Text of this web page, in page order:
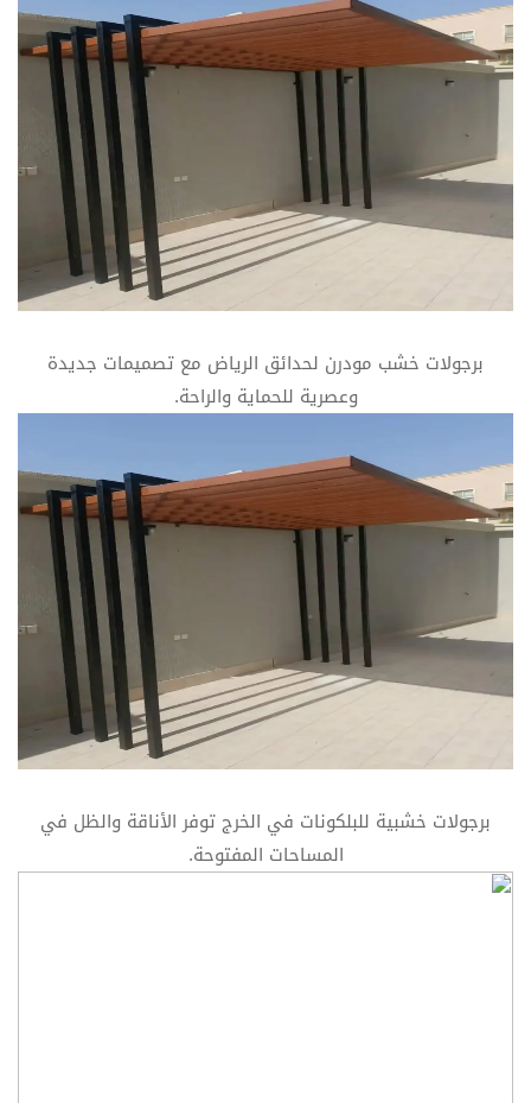
برجولات خشب مودرن لحدائق الرياض مع تصميمات جديدة
وعصرية للحماية والراحة.
برجولات خشبية للبلكونات في الخرج توفر الأناقة والظل في
المساحات المفتوحة.